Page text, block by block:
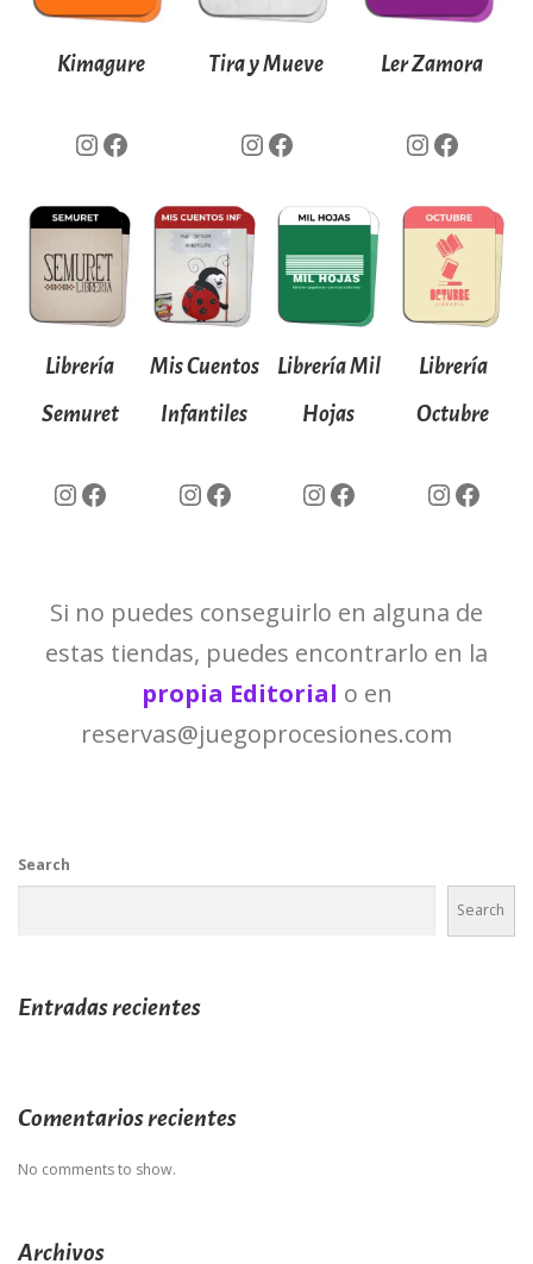
Kimagure
InstagramFacebook
Tira y Mueve
InstagramFacebook
Ler Zamora
InstagramFacebook
Librería
Semuret
InstagramFacebook
Mis Cuentos
Infantiles
InstagramFacebook
Librería Mil
Hojas
InstagramFacebook
Librería
Octubre
InstagramFacebook
Si no puedes conseguirlo en alguna de
estas tiendas, puedes encontrarlo en la
propia Editorial o en
reservas@juegoprocesiones.com
Search
Search
Entradas recientes
Comentarios recientes
No comments to show.
Archivos